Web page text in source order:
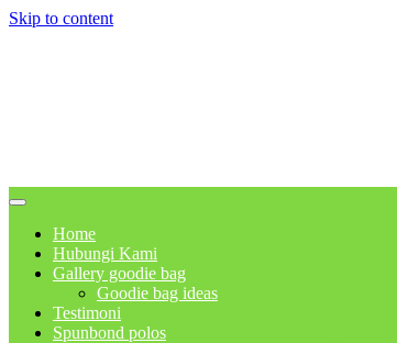
Skip to content
Home
Hubungi Kami
Gallery goodie bag
Goodie bag ideas
Testimoni
Spunbond polos